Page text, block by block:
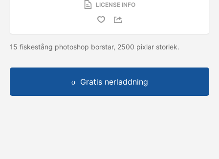
LICENSE INFO
15 fiskestång photoshop borstar, 2500 pixlar storlek.
Gratis nerladdning